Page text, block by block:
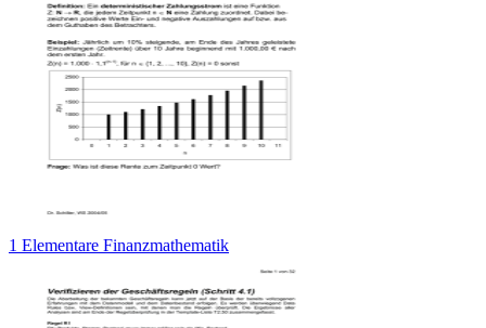
1 Elementare Finanzmathematik